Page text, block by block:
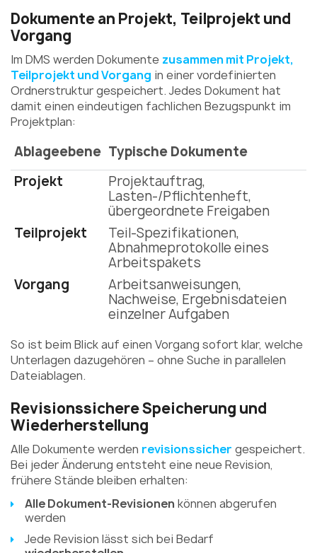
Dokumente an Projekt, Teilprojekt und
Vorgang
Im DMS werden Dokumente zusammen mit Projekt,
Teilprojekt und Vorgang in einer vordefinierten
Ordnerstruktur gespeichert. Jedes Dokument hat
damit einen eindeutigen fachlichen Bezugspunkt im
Projektplan:
Ablageebene Typische Dokumente
Projekt
Projektauftrag,
Lasten-/Pflichtenheft,
übergeordnete Freigaben
Teilprojekt
Teil-Spezifikationen,
Abnahmeprotokolle eines
Arbeitspakets
Vorgang
Arbeitsanweisungen,
Nachweise, Ergebnisdateien
einzelner Aufgaben
So ist beim Blick auf einen Vorgang sofort klar, welche
Unterlagen dazugehören – ohne Suche in parallelen
Dateiablagen.
Revisionssichere Speicherung und
Wiederherstellung
Alle Dokumente werden revisionssicher gespeichert.
Bei jeder Änderung entsteht eine neue Revision,
frühere Stände bleiben erhalten:
Alle Dokument-Revisionen können abgerufen
werden
Jede Revision lässt sich bei Bedarf